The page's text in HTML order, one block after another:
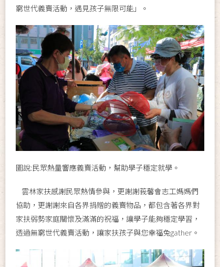
窮世代義賣活動，遇見孩子無限可能」。
圖說:民眾熱量響應義賣活動，幫助學子穩定就學。
雲林家扶感謝民眾熱情參與，更謝謝莪馨會志工媽媽們
協助，更謝謝來自各界捐贈的義賣物品，都包含著各界對
家扶弱勢家庭關懷及滿滿的祝福，讓學子能夠穩定學習，
透過無窮世代義賣活動，讓家扶孩子與您幸福兔gather。